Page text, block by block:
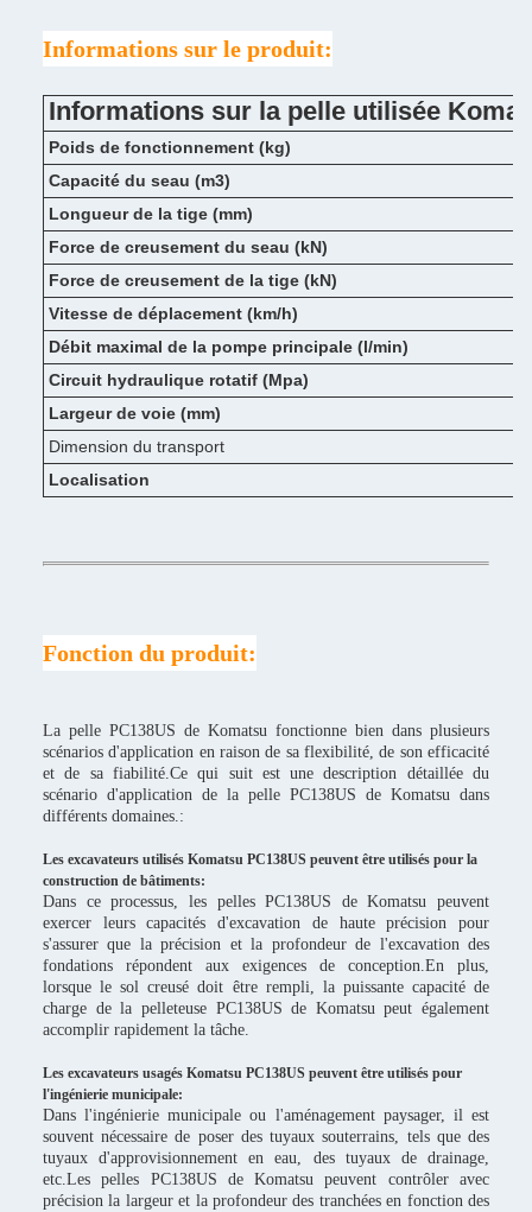
Informations sur le produit:
Informations sur la pelle utilisée
Poids de fonctionnement (kg)
Capacité du seau (m3)
Longueur de la tige (mm)
Force de creusement du seau (kN)
Force de creusement de la tige (kN)
Vitesse de déplacement (km/h)
Débit maximal de la pompe principale (l/min)
Circuit hydraulique rotatif (Mpa)
Largeur de voie (mm)
Dimension du transport
Localisation
Fonction du produit:
La pelle PC138US de Komatsu fonctionne bien dans plusieurs
scénarios d'application en raison de sa flexibilité, de son efficacité
et de sa fiabilité.Ce qui suit est une description détaillée du
scénario d'application de la pelle PC138US de Komatsu dans
différents domaines.:
Les excavateurs utilisés Komatsu PC138US peuvent être utilisés pour la
construction de bâtiments:
Dans ce processus, les pelles PC138US de Komatsu peuvent
exercer leurs capacités d'excavation de haute précision pour
s'assurer que la précision et la profondeur de l'excavation des
fondations répondent aux exigences de conception.En plus,
lorsque le sol creusé doit être rempli, la puissante capacité de
charge de la pelleteuse PC138US de Komatsu peut également
accomplir rapidement la tâche.
Les excavateurs usagés Komatsu PC138US peuvent être utilisés pour
l'ingénierie municipale:
Dans l'ingénierie municipale ou l'aménagement paysager, il est
souvent nécessaire de poser des tuyaux souterrains, tels que des
tuyaux d'approvisionnement en eau, des tuyaux de drainage,
etc.Les pelles PC138US de Komatsu peuvent contrôler avec
précision la largeur et la profondeur des tranchées en fonction des